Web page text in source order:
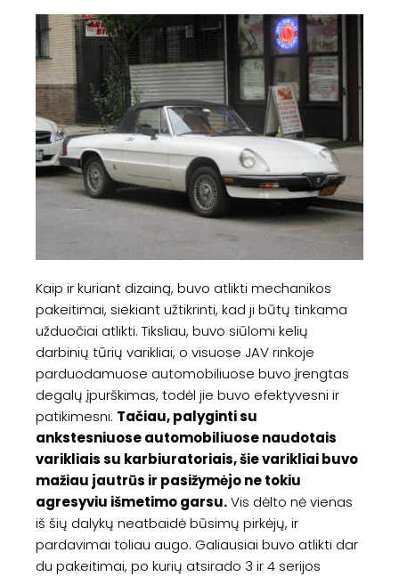
Kaip ir kuriant dizainą, buvo atlikti mechanikos
pakeitimai, siekiant užtikrinti, kad ji būtų tinkama
užduočiai atlikti. Tiksliau, buvo siūlomi kelių
darbinių tūrių varikliai, o visuose JAV rinkoje
parduodamuose automobiliuose buvo įrengtas
degalų įpurškimas, todėl jie buvo efektyvesni ir
patikimesni. Tačiau, palyginti su
ankstesniuose automobiliuose naudotais
varikliais su karbiuratoriais, šie varikliai buvo
mažiau jautrūs ir pasižymėjo ne tokiu
agresyviu išmetimo garsu.Vis dėlto nė vienas
iš šių dalykų neatbaidė būsimų pirkėjų, ir
pardavimai toliau augo. Galiausiai buvo atlikti dar
du pakeitimai, po kurių atsirado 3 ir 4 serijos